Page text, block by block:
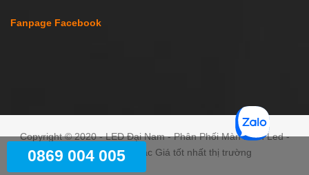
Fanpage Facebook
Copyright © 2020 - LED Đại Nam - Phân Phối Màn Hình Led -
Màn Hình Tương Tác Giá tốt nhất thị trường
0869 004 005